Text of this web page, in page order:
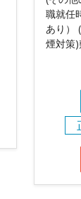
職就任
あり）
煙対策